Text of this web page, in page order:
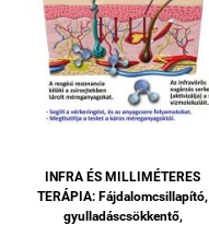
INFRA ÉS MILLIMÉTERES
TERÁPIA: Fájdalomcsillapító,
gyulladáscsökkentő,